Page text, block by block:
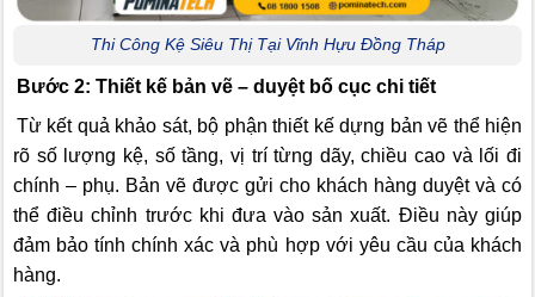
Thi Công Kệ Siêu Thị Tại Vĩnh Hựu Đồng Tháp
Bước 2: Thiết kế bản vẽ – duyệt bố cục chi tiết
Từ kết quả khảo sát, bộ phận thiết kế dựng bản vẽ thể hiện
rõ số lượng kệ, số tầng, vị trí từng dãy, chiều cao và lối đi
chính – phụ. Bản vẽ được gửi cho khách hàng duyệt và có
thể điều chỉnh trước khi đưa vào sản xuất. Điều này giúp
đảm bảo tính chính xác và phù hợp với yêu cầu của khách
hàng.